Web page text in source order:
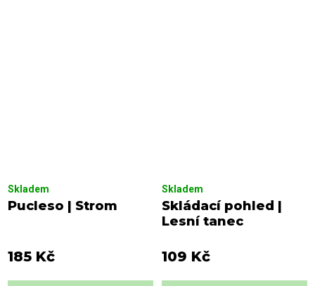
Pucleso | Strom
Skladem
185 Kč
Skládací pohled |
Lesní tanec
Skladem
109 Kč